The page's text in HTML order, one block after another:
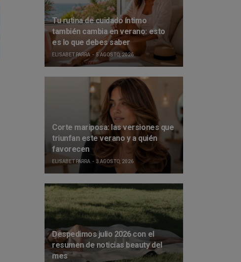
Tu rutina de cuidado íntimo
también cambia en verano: esto
es lo que debes saber
ELISABET PARRA 5 AGOSTO, 2026
Corte mariposa: las versiones que
triunfan este verano y a quién
favorecen
ELISABET PARRA 3 AGOSTO, 2026
Despedimos julio 2026 con el
resumen de noticias beauty del
mes